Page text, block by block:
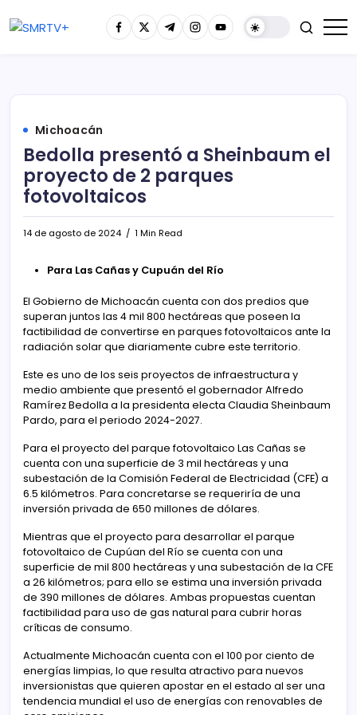
Michoacán
Bedolla presentó a Sheinbaum el
proyecto de 2 parques
fotovoltaicos
14 de agosto de 2024 1 Min Read
Para Las Cañas y Cupuán del Río
El Gobierno de Michoacán cuenta con dos predios que
superan juntos las 4 mil 800 hectáreas que poseen la
factibilidad de convertirse en parques fotovoltaicos ante la
radiación solar que diariamente cubre este territorio.
Este es uno de los seis proyectos de infraestructura y
medio ambiente que presentó el gobernador Alfredo
Ramírez Bedolla a la presidenta electa Claudia Sheinbaum
Pardo, para el periodo 2024-2027.
Para el proyecto del parque fotovoltaico Las Cañas se
cuenta con una superficie de 3 mil hectáreas y una
subestación de la Comisión Federal de Electricidad (CFE) a
6.5 kilómetros. Para concretarse se requeriría de una
inversión privada de 650 millones de dólares.
Mientras que el proyecto para desarrollar el parque
fotovoltaico de Cupúan del Río se cuenta con una
superficie de mil 800 hectáreas y una subestación de la CFE
a 26 kilómetros; para ello se estima una inversión privada
de 390 millones de dólares. Ambas propuestas cuentan
factibilidad para uso de gas natural para cubrir horas
críticas de consumo.
Actualmente Michoacán cuenta con el 100 por ciento de
energías limpias, lo que resulta atractivo para nuevos
inversionistas que quieren apostar en el estado al ser una
tendencia mundial el uso de energías con renovables de